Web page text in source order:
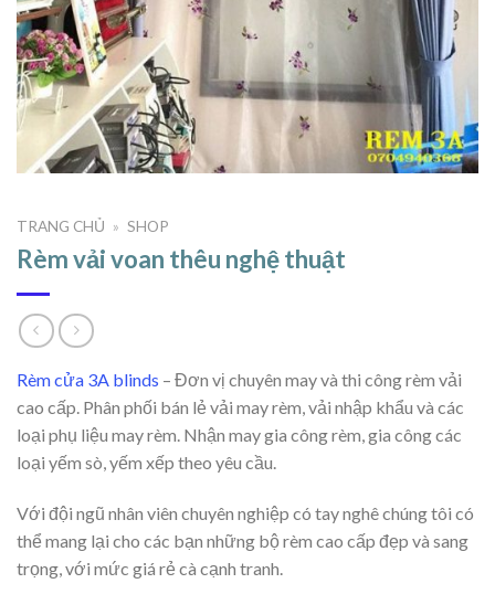
TRANG CHỦ » SHOP
Rèm vải voan thêu nghệ thuật
Rèm cửa 3A blinds – Đơn vị chuyên may và thi công rèm vải
cao cấp. Phân phối bán lẻ vải may rèm, vải nhập khẩu và các
loại phụ liệu may rèm. Nhận may gia công rèm, gia công các
loại yếm sò, yếm xếp theo yêu cầu.
Với đội ngũ nhân viên chuyên nghiệp có tay nghê chúng tôi có
thể mang lại cho các bạn những bộ rèm cao cấp đẹp và sang
trọng, với mức giá rẻ cà cạnh tranh.